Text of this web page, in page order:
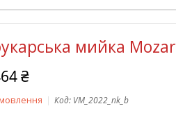
мийка
₴
Код: VM_2022_nk_b